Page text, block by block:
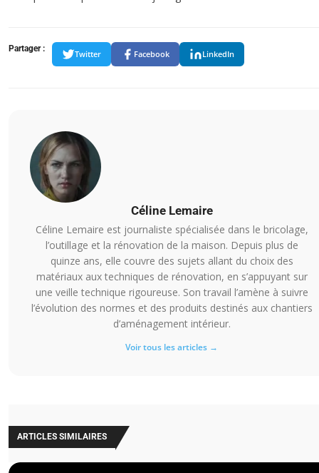
Partager :
Twitter Facebook LinkedIn
Céline Lemaire
Céline Lemaire est journaliste spécialisée dans le bricolage,
l’outillage et la rénovation de la maison. Depuis plus de
quinze ans, elle couvre des sujets allant du choix des
matériaux aux techniques de rénovation, en s’appuyant sur
une veille technique rigoureuse. Son travail l’amène à suivre
l’évolution des normes et des produits destinés aux chantiers
d’aménagement intérieur.
Voir tous les articles →
ARTICLES SIMILAIRES